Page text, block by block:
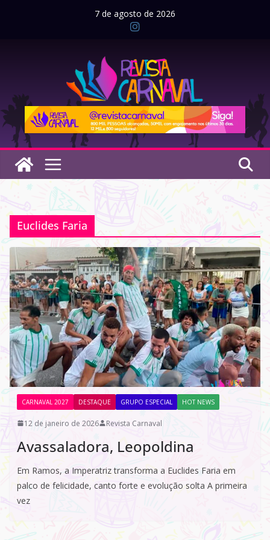
7 de agosto de 2026
Euclides Faria
CARNAVAL 2027 DESTAQUE GRUPO ESPECIAL HOT NEWS
12 de janeiro de 2026 Revista Carnaval
Avassaladora, Leopoldina
Em Ramos, a Imperatriz transforma a Euclides Faria em
palco de felicidade, canto forte e evolução solta A primeira
vez